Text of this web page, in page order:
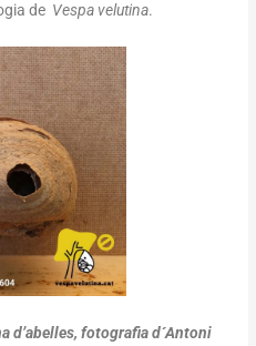
de Vespa velutina.
d’abelles, fotografia d´Antoni